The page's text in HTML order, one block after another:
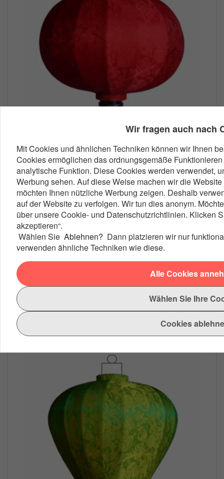
Rotfarbe Lampion Globus 62
€ 29,95
Produkt ansehen
Wir fragen auch nach
Mit Cookies und ähnlichen Techniken können wir Ihnen
Cookies ermöglichen das ordnungsgemäße
analytische Funktion. Diese Cookies werden verwendet,
Werbung sehen. Auf diese Weise machen wir die
möchten Ihnen nützliche Werbung zeigen. Deshalb
auf der Website zu verfolgen. Wir tun dies anonym.
über unsere Cookie- und Datenschutzrichtlinien. Klicken
akzeptieren“.
Wählen Sie Ablehnen? Dann platzieren wir nur
verwenden ähnliche Techniken wie diese.
Alle Cookies
Wählen Sie Ihre
Cookies